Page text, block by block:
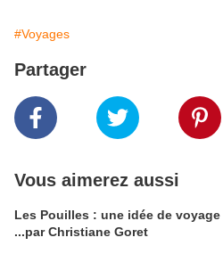
#Voyages
Partager
Vous aimerez aussi
Les Pouilles : une idée de voyage
...par Christiane Goret